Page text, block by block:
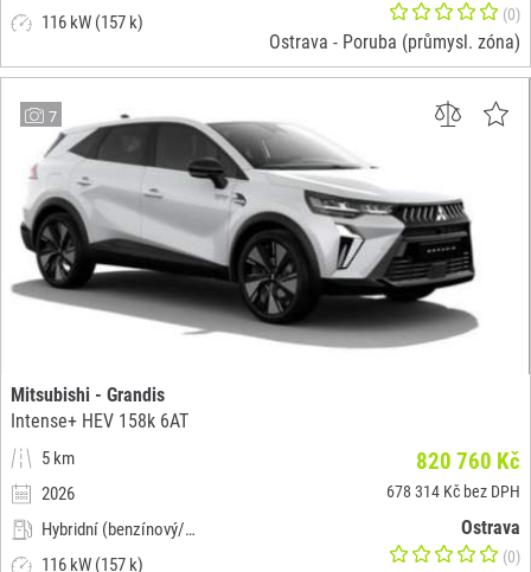
116 kW (157 k)
(0)
Ostrava - Poruba (průmysl. zóna)
7
Mitsubishi - Grandis
Intense+ HEV 158k 6AT
5 km
2026
Hybridní (benzínový/elektrický)
116 kW (157 k)
820 760 Kč
678 314 Kč bez DPH
Ostrava
(0)